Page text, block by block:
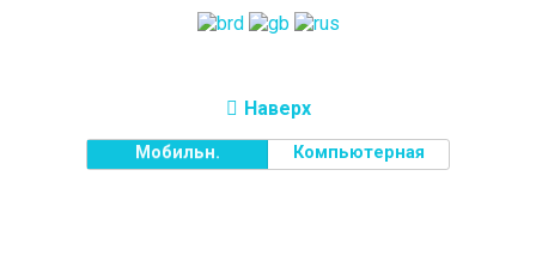
Наверх
Мобильн. Компьютерная